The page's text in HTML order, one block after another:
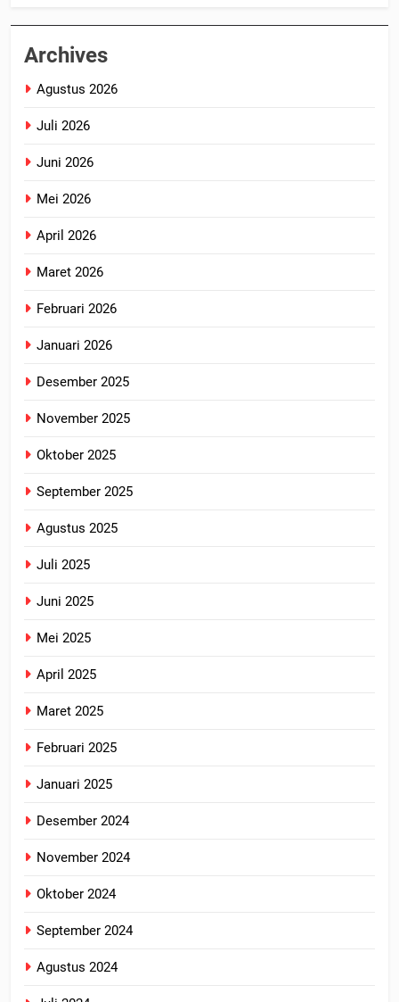
Archives
Agustus 2026
Juli 2026
Juni 2026
Mei 2026
April 2026
Maret 2026
Februari 2026
Januari 2026
Desember 2025
November 2025
Oktober 2025
September 2025
Agustus 2025
Juli 2025
Juni 2025
Mei 2025
April 2025
Maret 2025
Februari 2025
Januari 2025
Desember 2024
November 2024
Oktober 2024
September 2024
Agustus 2024